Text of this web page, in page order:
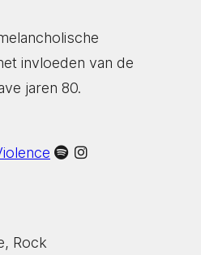
invloeden van de
jaren 80.
Rock